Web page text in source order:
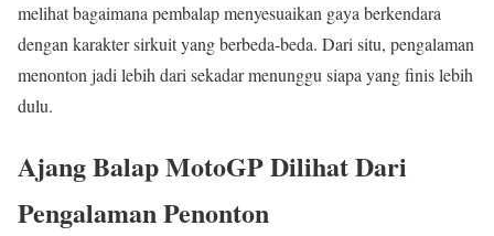
melihat bagaimana pembalap menyesuaikan gaya berkendara
dengan karakter sirkuit yang berbeda-beda. Dari situ, pengalaman
menonton jadi lebih dari sekadar menunggu siapa yang finis lebih
dulu.
Ajang Balap MotoGP Dilihat Dari
Pengalaman Penonton